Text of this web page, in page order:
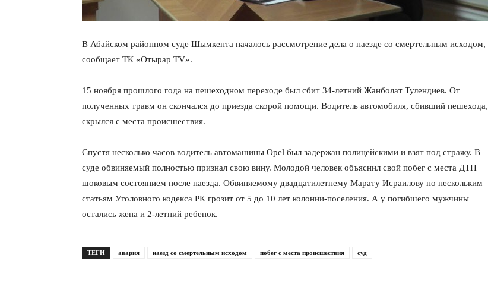
В Абайском районном суде Шымкента началось рассмотрение дела о наезде со смертельным исходом,
сообщает ТК «Отырар TV».
15 ноября прошлого года на пешеходном переходе был сбит 34-летний Жанболат Тулендиев. От
полученных травм он скончался до приезда скорой помощи. Водитель автомобиля, сбивший пешехода,
скрылся с места происшествия.
Спустя несколько часов водитель автомашины Opel был задержан полицейскими и взят под стражу. В
суде обвиняемый полностью признал свою вину. Молодой человек объяснил свой побег с места ДТП
шоковым состоянием после наезда. Обвиняемому двадцатилетнему Марату Исраилову по нескольким
статьям Уголовного кодекса РК грозит от 5 до 10 лет колонии-поселения. А у погибшего мужчины
остались жена и 2-летний ребенок.
ТЕГИ авария наезд со смертельным исходом побег с места происшествия суд